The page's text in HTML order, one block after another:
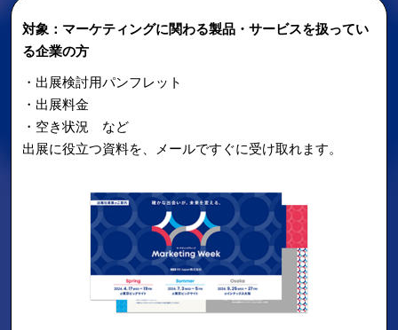
対象：マーケティングに関わる製品・サービスを扱ってい
る企業の方
・出展検討用パンフレット
・出展料金
・空き状況 など
出展に役立つ資料を、メールですぐに受け取れます。